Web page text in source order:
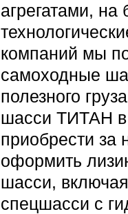
агрегатами, на
компаний мы
самоходные
полезного
шасси ТИТАН
приобрести за
оформить
шасси,
спецшасси с